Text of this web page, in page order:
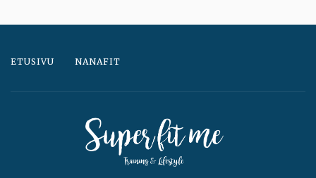
ETUSIVU NANAFIT